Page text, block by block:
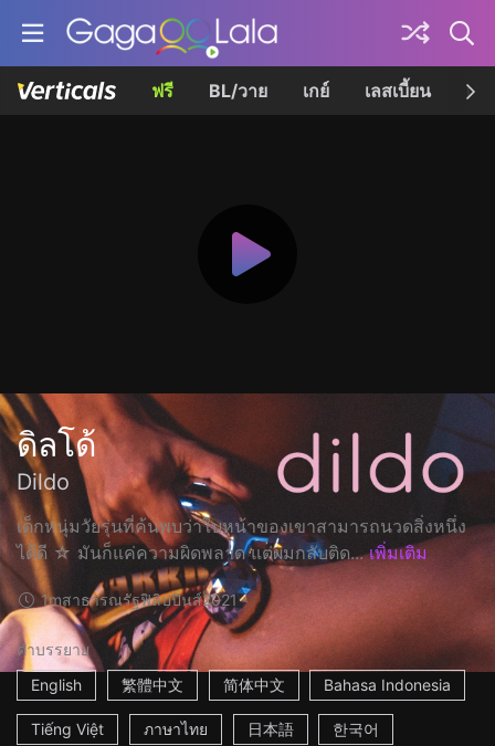
ฟรี BL/วาย เกย์ เลสเบี้ยน เค
ดิลโด้
Dildo
เด็กหนุ่มวัยรุ่นที่ค้นพบว่าใบหน้าของเขาสามารถนวดสิ่งหนึ่ง
ได้ดี ☆ มันก็แค่ความผิดพลาด แต่ผมกลับติด... เพิ่มเติม
1mสาธารณรัฐฟิลิปปินส์2021
คำบรรยาย
English
繁體中文 简体中文 Bahasa Indonesia
Tiếng Việt ภาษาไทย 日本語 한국어